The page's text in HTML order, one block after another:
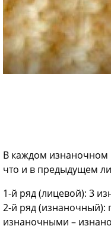
В каждом изнаночном
что и в предыдущем
1-й ряд (лицевой): 3
2-й ряд (изнаночный):
изнаночными –